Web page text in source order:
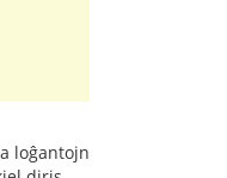
loĝantojn